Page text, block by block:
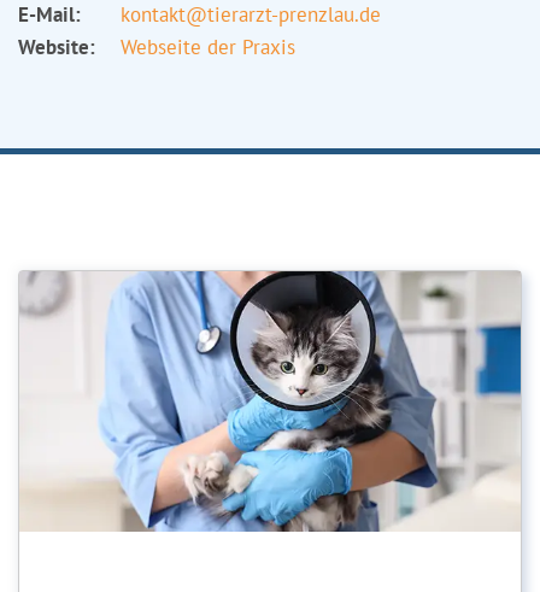
E-Mail:
kontakt@tierarzt-prenzlau.de
Website:
Webseite der Praxis